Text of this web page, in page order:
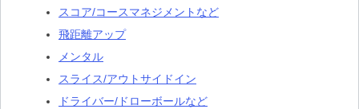
スコア/コースマネジメントなど
飛距離アップ
メンタル
スライス/アウトサイドイン
ドライバー/ドローボールなど